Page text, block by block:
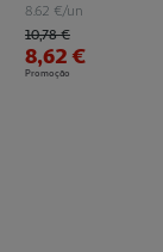
8.62 €/un
Price reduced from
10,78 €to
8,62 €
Promoção